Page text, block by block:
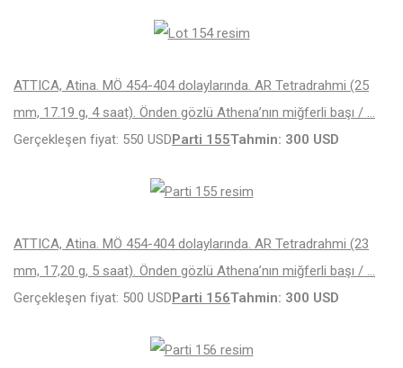
ATTICA, Atina. MÖ 454-404 dolaylarında. AR Tetradrahmi (25
mm, 17.19 g, 4 saat). Önden gözlü Athena’nın miğferli başı / …
Gerçekleşen fiyat: 550 USDParti 155Tahmin: 300 USD
ATTICA, Atina. MÖ 454-404 dolaylarında. AR Tetradrahmi (23
mm, 17,20 g, 5 saat). Önden gözlü Athena’nın miğferli başı / …
Gerçekleşen fiyat: 500 USDParti 156Tahmin: 300 USD